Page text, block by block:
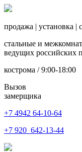
продажа | установка |
стальные и
ведущих российских
кострома / 9:00-18:00
Вызов
замерщика
+7 4942 64-10-64
+7 920 642-13-44